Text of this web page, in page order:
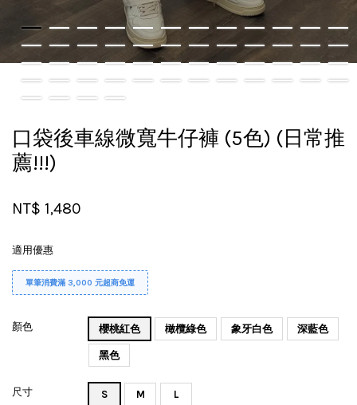
口袋後車線微寬牛仔褲 (5色) (日常推
薦!!!)
NT$ 1,480
適用優惠
單筆消費滿 3,000 元超商免運
顏色 櫻桃紅色 橄欖綠色 象牙白色 深藍色
黑色
尺寸 S M L